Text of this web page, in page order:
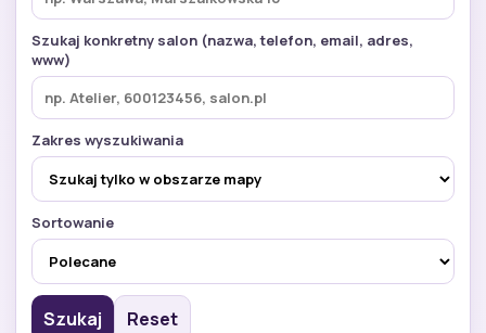
Szukaj konkretny salon (nazwa, telefon, email, adres,
www)
Zakres wyszukiwania
Sortowanie
Szukaj Reset